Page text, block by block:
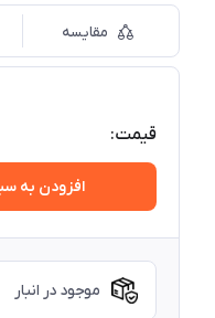
مقایسه
قیمت:
افزودن به
موجود در انبار